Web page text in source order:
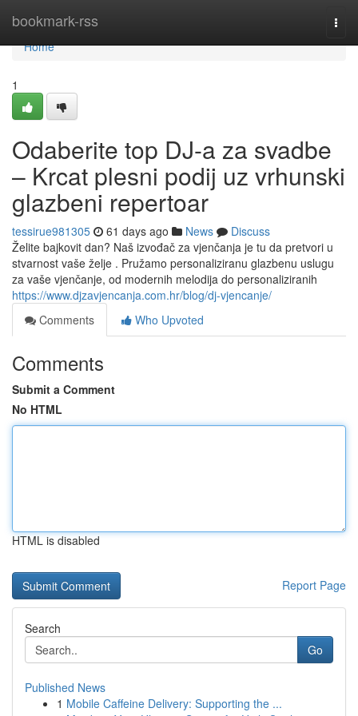
bookmark-rss
Home
Home
1
Odaberite top DJ-a za svadbe
– Krcat plesni podij uz vrhunski
glazbeni repertoar
tessirue981305 61 days ago News
Discuss
Želite bajkovit dan? Naš izvođač za vjenčanja je tu da pretvori u
stvarnost vaše želje . Pružamo personaliziranu glazbenu uslugu
za vaše vjenčanje, od modernih melodija do personaliziranih
https://www.djzavjencanja.com.hr/blog/dj-vjencanje/
Comments
Who Upvoted
Comments
Submit a Comment
No HTML
HTML is disabled
Report Page
Search
Go
Published News
1 Mobile Caffeine Delivery: Supporting the ...